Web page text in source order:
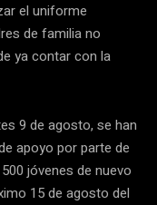
el uniforme
de familia no
ya contar con la
9 de agosto, se han
apoyo por parte de
jóvenes de nuevo
15 de agosto del